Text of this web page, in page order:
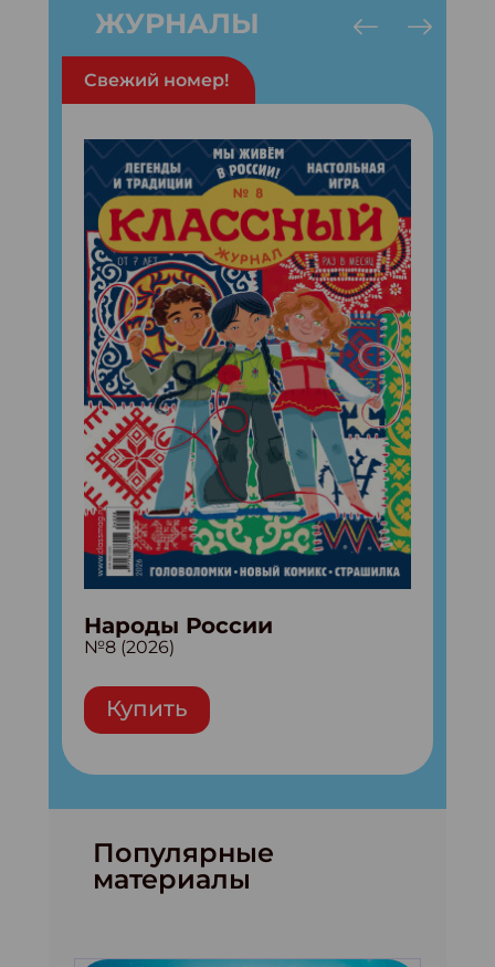
ЖУРНАЛЫ
Свежий номер!
Народы России
№8 (2026)
Купить
Популярные
материалы